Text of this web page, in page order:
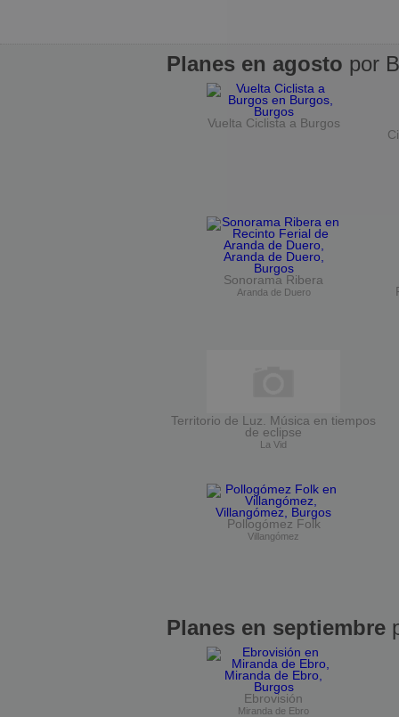
Planes en agosto por
Vuelta Ciclista a Burgos
Sonorama Ribera
Aranda de Duero
Territorio de Luz. Música en tiempos
de eclipse
La Vid
Pollogómez Folk
Villangómez
Planes en septiembre
Ebrovisión
Miranda de Ebro